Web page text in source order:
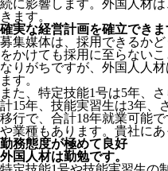
続に影響します。 外国人材
きます。
確実な経営計画を確立できま
募集媒体は、採用できるか
をかけても採用に至らない
なりがちですが、外国人人
ます。
また、特定技能1号は5年、
計15年、技能実習生は3年、
移行で、合計18年就業可能
や業種もあります。貴社に
勤務態度が極めて良好
外国人材は勤勉です。